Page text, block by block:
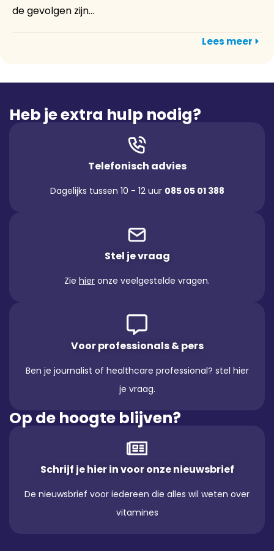
de gevolgen zijn...
Lees meer
Heb je extra hulp nodig?
Telefonisch advies
Dagelijks tussen 10 - 12 uur 085 05 01 388
Stel je vraag
Zie hier onze veelgestelde vragen.
Voor professionals & pers
Ben je journalist of healthcare professional? stel hier
je vraag.
Op de hoogte blijven?
Schrijf je hier in voor onze nieuwsbrief
De nieuwsbrief voor iedereen die alles wil weten over
vitamines